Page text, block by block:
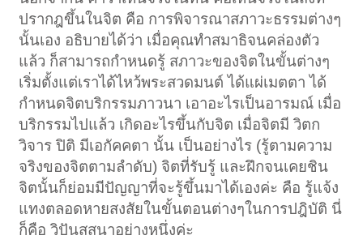
ปรากฎขึ้นในจิต คือ การพิจารณาสภาวะธรรมต่างๆ
นั้นเอง อธิบายได้ว่า เมื่อคุณทำสมาธิจนคล่องตัว
แล้ว ก็สามารถกำหนดรู้ สภาวะของจิตในขั้นต่างๆ
เริ่มตั้งแต่เราได้ไหว้พระสวดมนต์ ได้แผ่เมตตา ได้
กำหนดจิตบริกรรมภาวนา เอาอะไรเป็นอารมณ์ เมื่อ
บริกรรมไปแล้ว เกิดอะไรขึ้นกับจิต เมื่อจิตมี วิตก
วิจาร ปิติ มีเอกัคคตา นั้น เป็นอย่างไร (รู้ตามความ
จริงของจิตตามลำดับ) จิตที่รับรู้ และฝึกจนเคยชิน
จิตนั้นก็ย่อมมีปัญญาที่จะรู้ขึ้นมาได้เองค่ะ คือ รู้แจ้ง
แทงตลอดหายสงสัยในขั้นตอนต่างๆในการปฎิบัติ นี่
ก็คือ วิปันสสนาอย่างหนึ่งค่ะ